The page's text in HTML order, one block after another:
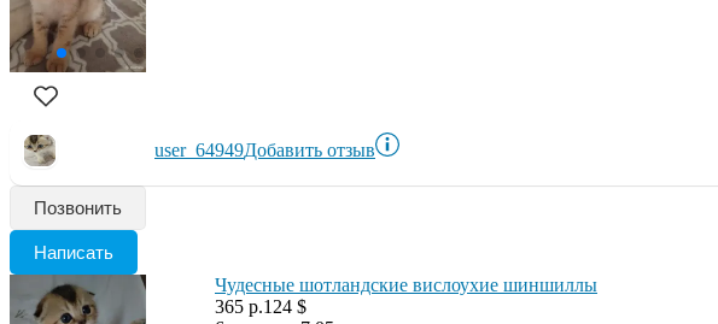
user_64949Добавить отзыв
Позвонить
Написать
Чудесные шотландские вислоухие шиншиллы
365 р.124 $